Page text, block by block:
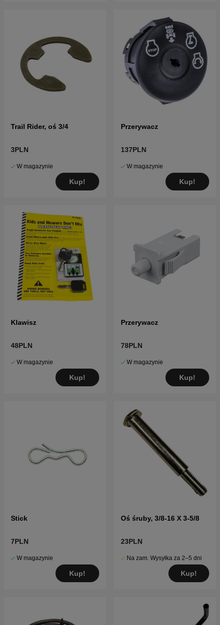
Trail Rider, oś 3/4
3PLN
W magazynie
Kup!
Przerywacz
137PLN
W magazynie
Kup!
Klawisz
48PLN
W magazynie
Kup!
Przerywacz
78PLN
W magazynie
Kup!
Stick
7PLN
W magazynie
Kup!
Oś śruby, 3/8-16 X 3-5/8
23PLN
Na zam. Wysyłka za 2–5 dni
Kup!